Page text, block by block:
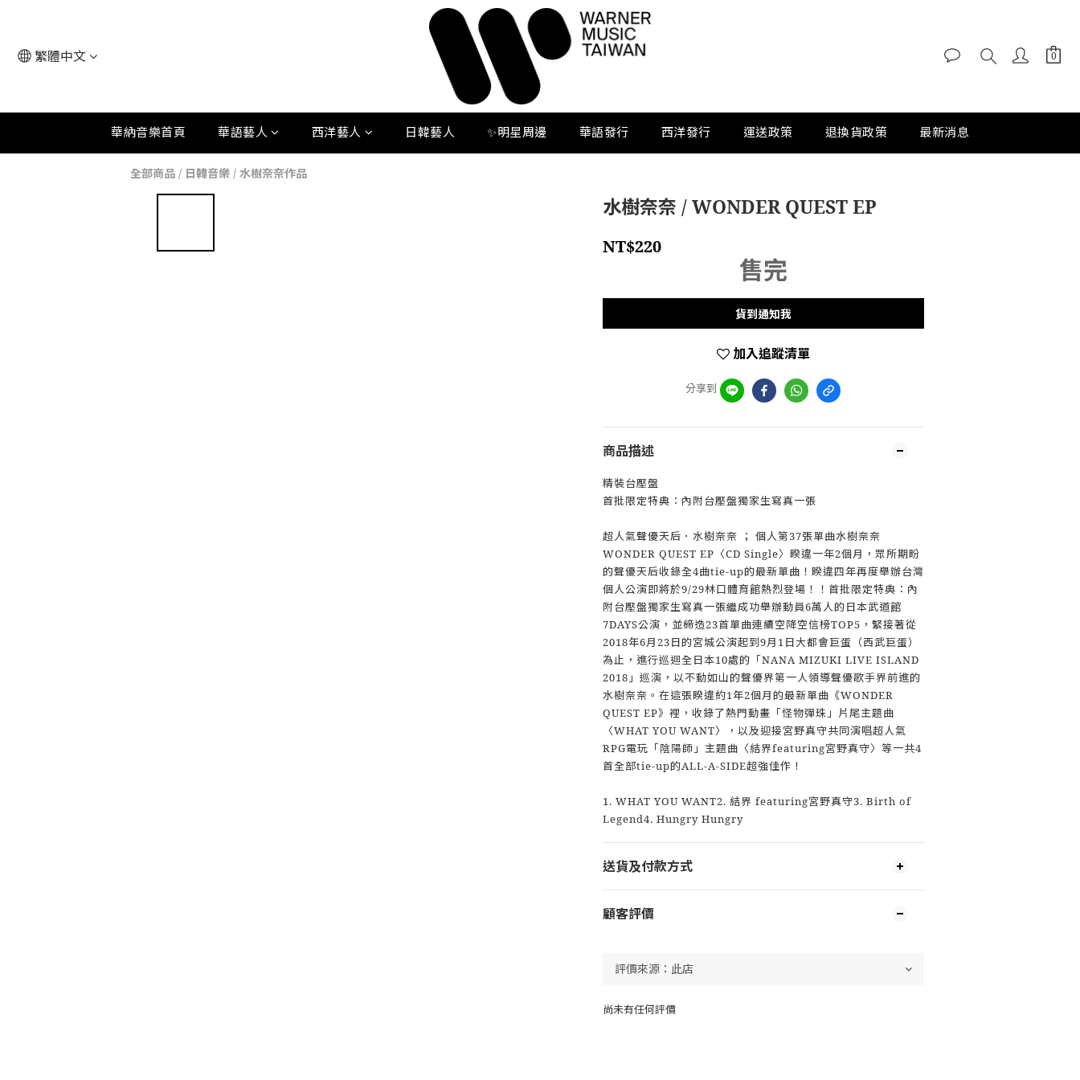
繁體中文
華納音樂首頁 華語藝人 西洋藝人 日韓藝人 ✨明星周邊 華語發行 西洋發行 運送政策 退換貨政策 最新消息
全部商品 / 日韓音樂 / 水樹奈奈作品
水樹奈奈 / WONDER QUEST EP
NT$220
售完
貨到通知我
加入追蹤清單
分享到
商品描述
精裝台壓盤
首批限定特典：內附台壓盤獨家生寫真一張
超人氣聲優天后．水樹奈奈 ； 個人第37張單曲水樹奈奈
WONDER QUEST EP〈CD Single〉睽違一年2個月，眾所期盼
的聲優天后收錄全4曲tie-up的最新單曲！睽違四年再度舉辦台灣
個人公演即將於9/29林口體育館熱烈登場！！首批限定特典：內
附台壓盤獨家生寫真一張繼成功舉辦動員6萬人的日本武道館
7DAYS公演，並締造23首單曲連續空降空信榜TOP5，緊接著從
2018年6月23日的宮城公演起到9月1日大都會巨蛋（西武巨蛋）
為止，進行巡迴全日本10處的「NANA MIZUKI LIVE ISLAND
2018」巡演，以不動如山的聲優界第一人領導聲優歌手界前進的
水樹奈奈。在這張睽違約1年2個月的最新單曲《WONDER
QUEST EP》裡，收錄了熱門動畫「怪物彈珠」片尾主題曲
〈WHAT YOU WANT〉，以及迎接宮野真守共同演唱超人氣
RPG電玩「陰陽師」主題曲〈結界featuring宮野真守〉等一共4
首全部tie-up的ALL-A-SIDE超強佳作！
1. WHAT YOU WANT2. 結界 featuring宮野真守3. Birth of
Legend4. Hungry Hungry
送貨及付款方式
顧客評價
尚未有任何評價